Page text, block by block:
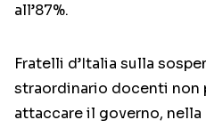
all’87%.
Fratelli d’Italia sulla
straordinario docenti non
attaccare il governo,